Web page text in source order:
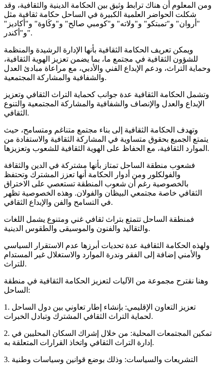
ومن المعلوم أن هناك ترابط وثيق بين الحكامة الدينية والثقافية، وقد
شكلت الحواضر العلمية الكبيرة في الساحل حكامة ثقافية مثل
"أروان" و"تمبتكو" و"ولاته" و"كومبي صالح" و"وكَاوة" و"أكاديز"
و"أكندر".
ويمكن تعريف الحكامة الثقافية بأنها الإدارة الرشيدة والمنظمة
للشؤون الثقافية في مجتمع ما، بما يضمن تعزيز الهوية الثقافية،
وحماية التراث، ودعم الإبداع الفني والأدبي، مع مراعاة مبادئ العدل
والشفافية والمشاركة المجتمعية.
وتشمل الحكامة الثقافية عدة جوانب كحماية التراث الثقافي وتعزيز
الإبداع والعدل والإنصاف والشفافية والمشاركة المجتمعية والتنوع
الثقافي.
وتهدف الحكامة الثقافية إلى بناء مجتمع متناغم ومتسامح، حيث
يتمتع الجميع بحقوق متساوية في المشاركة الثقافية والاستفادة من
الموارد الثقافية، مع الحفاظ على الهوية الثقافية للشعوب وتعزيزها.
فشعوب منطقة الساحل تمتاز بأنها مشتركة في الدين والثقافة
والفولكلور ومن أدوار الحكامة أنها تعزز المشترك وتحتفظ
بالخصوصية رغم أن شعوب المنطقة تستعصي على الاختراق
الثقافي خاصة مجتمعي البيظان والفولان. وهذه الخصوصية تظهر
في التسامح والفن والإبداع الثقافي.
فمنطقة الساحل تتمتع بتراث ثقافي غني ومتنوع يشمل اللغات
والتقاليد والفنون والموسيقى والطقوس الدينية.
ولهذه الحكامة الثقافية عدة تحديات أبرزها عدم الاستقرار السياسي
والأمني إضافة إلى الفقر وندرة الموارد والاستغلال غير المستدام
للتراث.
وهنا نقترح مجموعة من الآليات لتعزيز الحكامة الثقافية في منطقة
الساحل:
1. تعزيز التعاون الإقليمي: بإنشاء إطار تعاوني بين دول الساحل
لحماية التراث الثقافي المشترك وتبادل الخبرات.
2. تمكين المجتمعات المحلية: من خلال إشراك السكان المحليين في
إدارة التراث الثقافي واتخاذ القرارات المتعلقة به.
3. التشريعات والسياسات: وذلك بوضع قوانين وسياسات وطنية